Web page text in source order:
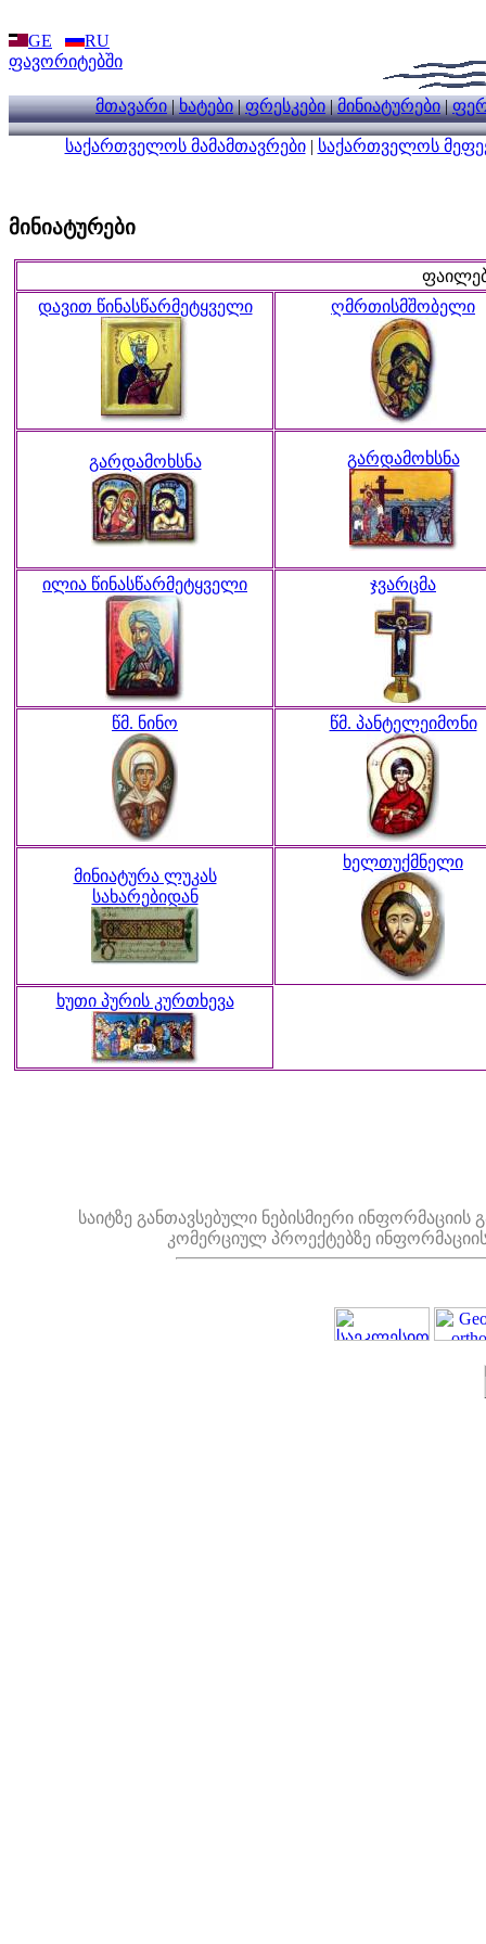
GE
RU
ფავორიტებში
მთავარი|ხატები|ფრესკები|მინიატურები|
საქართველოს მამამთავრები | საქართველოს
მინიატურები
დავით წინასწარმეტყველი
ღმრთისმშობელი
გარდამოხსნა გარდამოხსნა
ილია წინასწარმეტყველი ჯვარცმა
წმ. ნინო წმ. პანტელეიმონი
მინიატურა ლუკას
სახარებიდან
ხელთუქმნელი
ხუთი პურის კურთხევა
საიტზე განთავსებული ნებისმიერი
კომერციულ პროექტებზე